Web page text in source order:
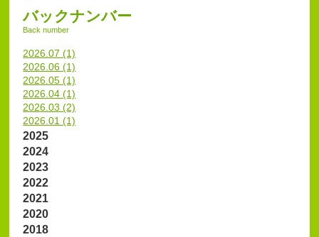
バックナンバー
Back number
2026.07 (1)
2026.06 (1)
2026.05 (1)
2026.04 (1)
2026.03 (2)
2026.01 (1)
2025
2024
2023
2022
2021
2020
2018